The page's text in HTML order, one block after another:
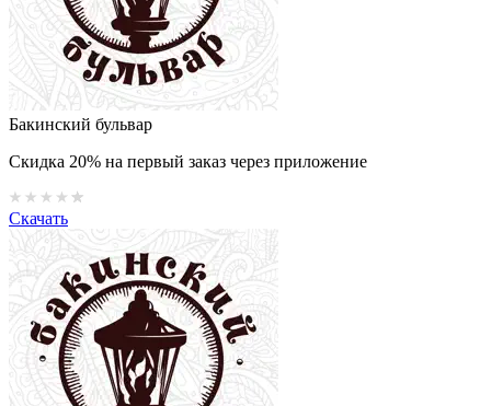
Бакинский бульвар
Скидка 20% на первый заказ через приложение
Скачать